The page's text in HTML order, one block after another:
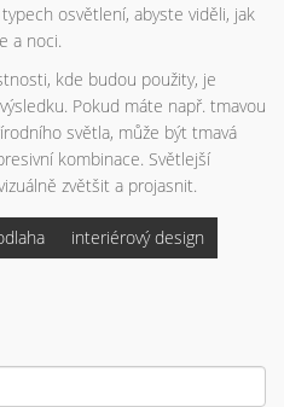
osvětlení, abyste viděli, jak
a noci.
kde budou použity, je
Pokud máte např. tmavou
světla, může být tmavá
kombinace. Světlejší
zvětšit a projasnit.
interiérový design